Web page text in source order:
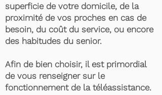
superficie de votre domicile, de la
proximité de vos proches en cas de
besoin, du coût du service, ou encore
des habitudes du senior.
Afin de bien choisir, il est primordial
de vous renseigner sur le
fonctionnement de la téléassistance.